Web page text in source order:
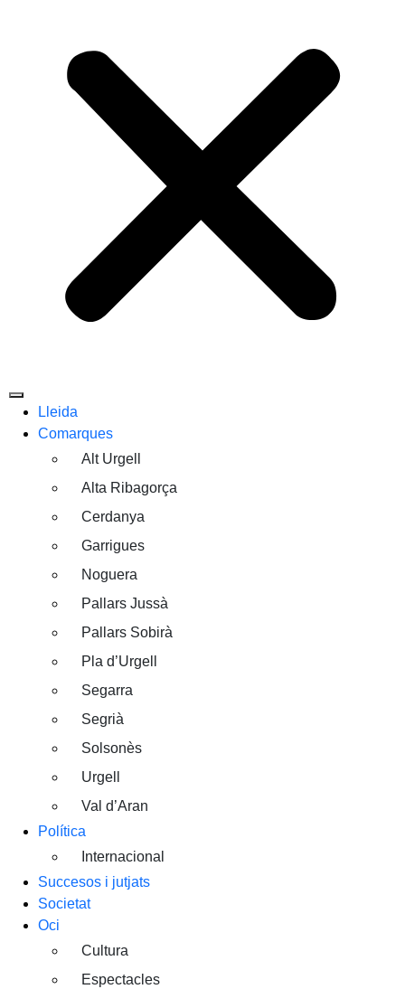
Lleida
Comarques
Alt Urgell
Alta Ribagorça
Cerdanya
Garrigues
Noguera
Pallars Jussà
Pallars Sobirà
Pla d’Urgell
Segarra
Segrià
Solsonès
Urgell
Val d’Aran
Política
Internacional
Succesos i jutjats
Societat
Oci
Cultura
Espectacles